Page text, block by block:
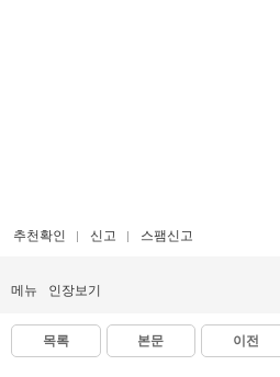
추천확인 신고 스팸신고
메뉴 인장보기
목록 본문 이전